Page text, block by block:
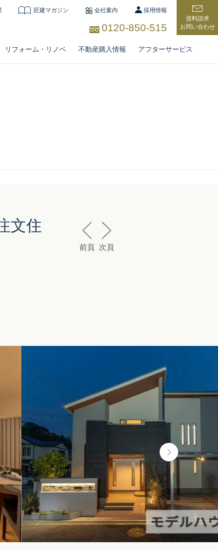
匠建マガジン 会社案内 採用情報
0120-850-515
資料請求
お問い合わせ
リフォーム・リノベ 不動産購入情報 アフターサービス
文住
前頁 次頁